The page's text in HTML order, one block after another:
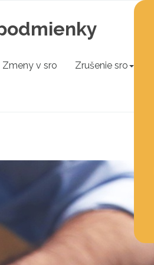
Zmeny v sro Zrušenie sro